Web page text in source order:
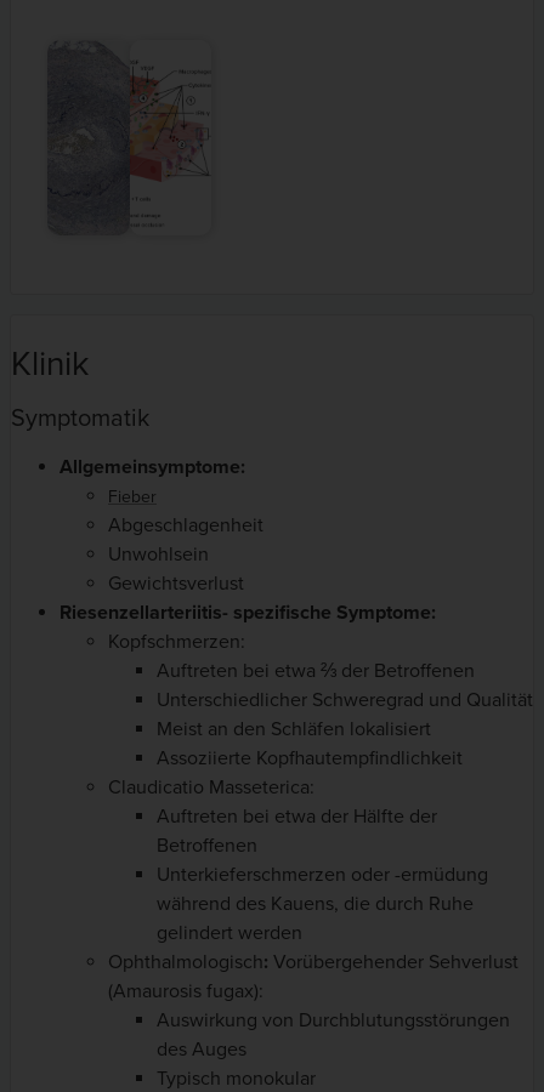
Klinik
Symptomatik
Allgemeinsymptome:
Fieber
Abgeschlagenheit
Unwohlsein
Gewichtsverlust
Riesenzellarteriitis- spezifische Symptome:
Kopfschmerzen:
Auftreten bei etwa ⅔ der Betroffenen
Unterschiedlicher Schweregrad und Qualität
Meist an den Schläfen lokalisiert
Assoziierte Kopfhautempfindlichkeit
Claudicatio Masseterica:
Auftreten bei etwa der Hälfte der
Betroffenen
Unterkieferschmerzen oder -ermüdung
während des Kauens, die durch Ruhe
gelindert werden
Ophthalmologisch: Vorübergehender Sehverlust
(Amaurosis fugax):
Auswirkung von Durchblutungsstörungen
des Auges
Typisch monokular